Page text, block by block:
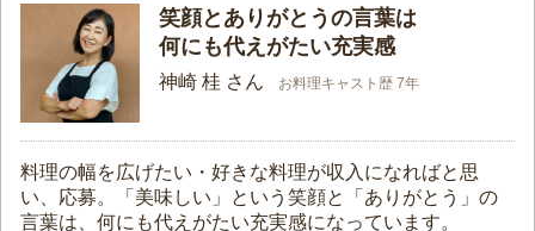
笑顔とありがとうの言葉は
何にも代えがたい充実感
神崎 桂 さん お料理キャスト歴 7年
料理の幅を広げたい・好きな料理が収入になればと思
い、応募。「美味しい」という笑顔と「ありがとう」の
言葉は、何にも代えがたい充実感になっています。